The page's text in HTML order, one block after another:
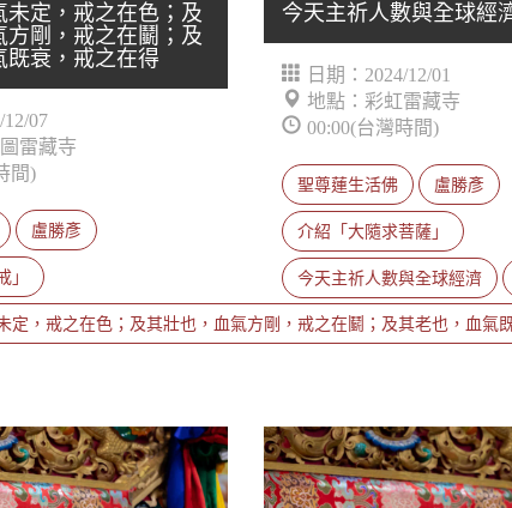
未定，戒之在色；及
方剛，戒之在鬭；及
既衰，戒之在得
07
雷藏寺
間)
盧勝彥
」
定，戒之在色；及其壯也，血氣方剛，戒之在鬭；及其老也，血氣
今天主祈人數與全球經
日期：2024/12/01
地點：彩虹雷藏寺
00:00(台灣時間)
聖尊蓮生活佛 盧勝彥
介紹「大隨求菩薩」
今天主祈人數與全球經濟